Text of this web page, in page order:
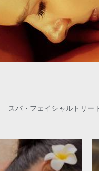
スパ・フェイシャルトリー